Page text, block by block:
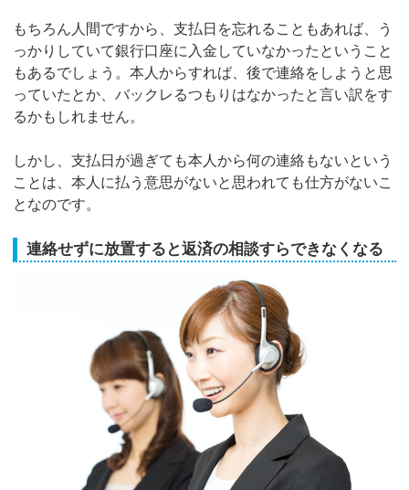
もちろん人間ですから、支払日を忘れることもあれば、う
っかりしていて銀行口座に入金していなかったということ
もあるでしょう。本人からすれば、後で連絡をしようと思
っていたとか、バックレるつもりはなかったと言い訳をす
るかもしれません。
しかし、支払日が過ぎても本人から何の連絡もないという
ことは、本人に払う意思がないと思われても仕方がないこ
となのです。
連絡せずに放置すると返済の相談すらできなくなる